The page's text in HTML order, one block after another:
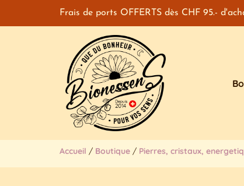
Frais de ports OFFERTS dès CHF 95.-
Accueil / Boutique / Pierres, cristaux,